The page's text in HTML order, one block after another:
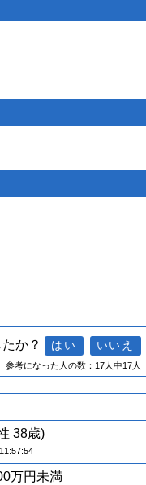
か？
参考になった人の数：17人中17人
38歳)
万円未満